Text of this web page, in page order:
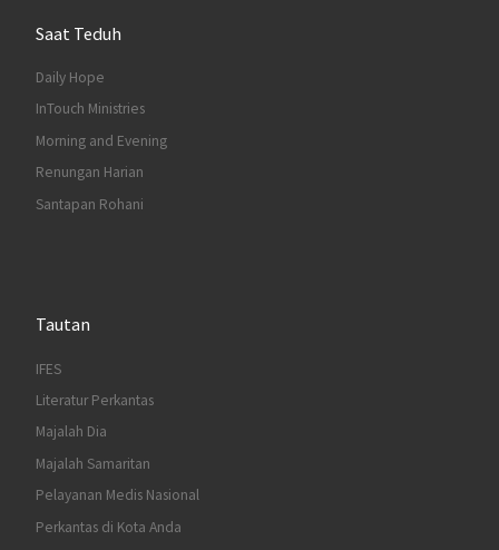
Saat Teduh
Daily Hope
InTouch Ministries
Morning and Evening
Renungan Harian
Santapan Rohani
Tautan
IFES
Literatur Perkantas
Majalah Dia
Majalah Samaritan
Pelayanan Medis Nasional
Perkantas di Kota Anda